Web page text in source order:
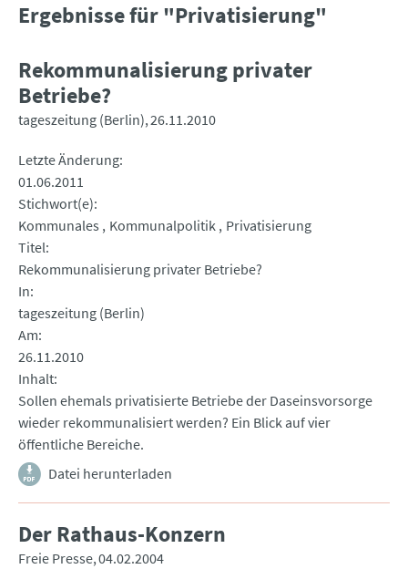
Ergebnisse für "Privatisierung"
Rekommunalisierung privater
Betriebe?
tageszeitung (Berlin) 26.11.2010
Letzte Änderung
01.06.2011
Stichwort(e)
Kommunales
Kommunalpolitik Privatisierung
Titel
Rekommunalisierung privater Betriebe?
In
tageszeitung (Berlin)
Am
26.11.2010
Inhalt
Sollen ehemals privatisierte Betriebe der Daseinsvorsorge
wieder rekommunalisiert werden? Ein Blick auf vier
öffentliche Bereiche.
Datei herunterladen
Der Rathaus-Konzern
Freie Presse 04.02.2004